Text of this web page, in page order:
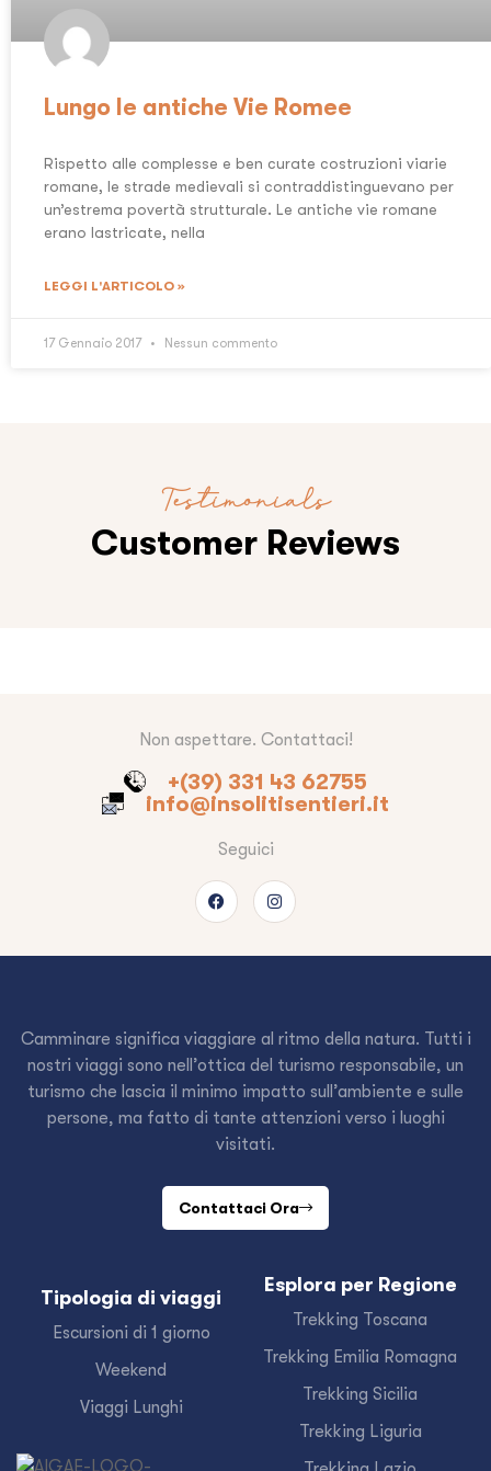
Lungo le antiche Vie Romee
Rispetto alle complesse e ben curate costruzioni viarie
romane, le strade medievali si contraddistinguevano per
un’estrema povertà strutturale. Le antiche vie romane
erano lastricate, nella
LEGGI L'ARTICOLO »
17 Gennaio 2017 Nessun commento
Testimonials
Customer Reviews
Non aspettare. Contattaci!
+(39) 331 43 62755
info@insolitisentieri.it
Seguici
Camminare significa viaggiare al ritmo della natura. Tutti i
nostri viaggi sono nell’ottica del turismo responsabile, un
turismo che lascia il minimo impatto sull’ambiente e sulle
persone, ma fatto di tante attenzioni verso i luoghi
visitati.
Contattaci Ora
Tipologia di viaggi
Escursioni di 1 giorno
Weekend
Viaggi Lunghi
Esplora per Regione
Trekking Toscana
Trekking Emilia Romagna
Trekking Sicilia
Trekking Liguria